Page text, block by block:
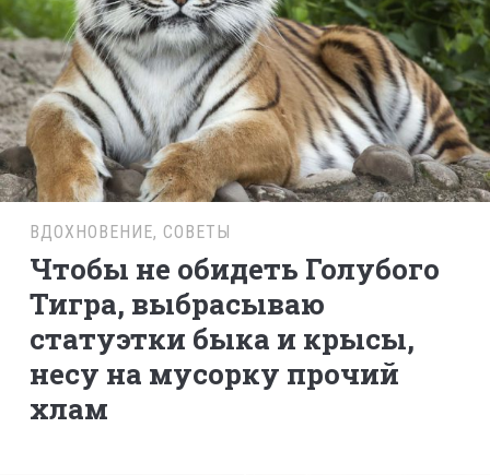
ВДОХНОВЕНИЕ, СОВЕТЫ
Чтобы не обидеть Голубого
Тигра, выбрасываю
статуэтки быка и крысы,
несу на мусорку прочий
хлам